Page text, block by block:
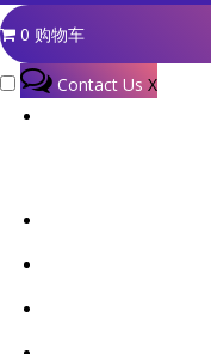
0 购物车
Contact Us X